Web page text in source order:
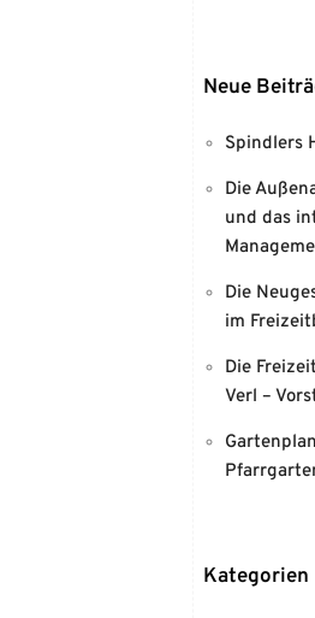
Neue
Spindlers
Die
und das
Die
im
Die
Verl –
Kategorien